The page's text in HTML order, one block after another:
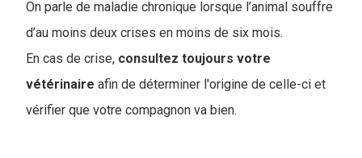
On parle de maladie chronique lorsque l’animal souffre
d’au moins deux crises en moins de six mois.
En cas de crise, consultez toujours votre
vétérinaire afin de déterminer l'origine de celle-ci et
vérifier que votre compagnon va bien.